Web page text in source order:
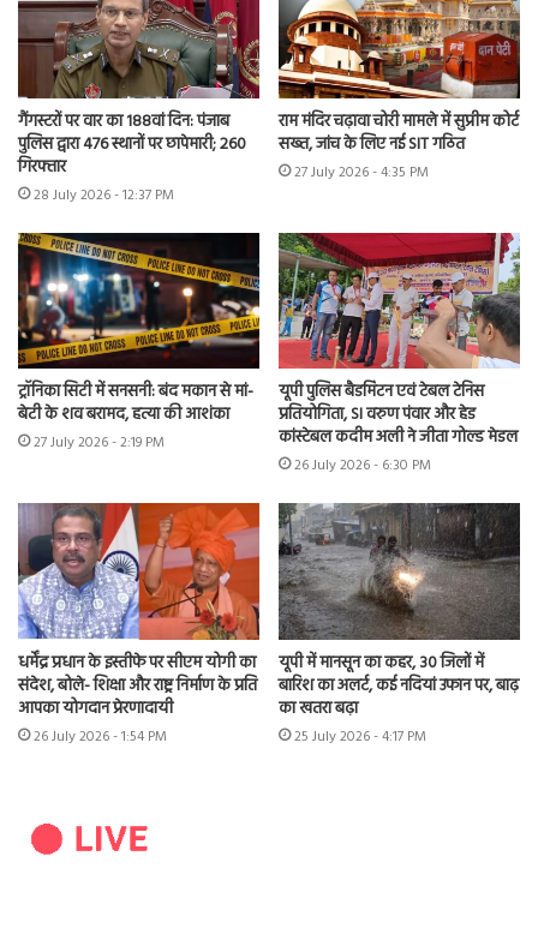
गैंगस्टरों पर वार का 188वां दिन: पंजाब
पुलिस द्वारा 476 स्थानों पर छापेमारी; 260
गिरफ्तार
28 July 2026 - 12:37 PM
राम मंदिर चढ़ावा चोरी मामले में सुप्रीम कोर्ट
सख्त, जांच के लिए नई SIT गठित
27 July 2026 - 4:35 PM
ट्रॉनिका सिटी में सनसनी: बंद मकान से मां-
बेटी के शव बरामद, हत्या की आशंका
27 July 2026 - 2:19 PM
यूपी पुलिस बैडमिंटन एवं टेबल टेनिस
प्रतियोगिता, SI वरुण पंवार और हेड
कांस्टेबल कदीम अली ने जीता गोल्ड मेडल
26 July 2026 - 6:30 PM
धर्मेंद्र प्रधान के इस्तीफे पर सीएम योगी का
संदेश, बोले- शिक्षा और राष्ट्र निर्माण के प्रति
आपका योगदान प्रेरणादायी
26 July 2026 - 1:54 PM
यूपी में मानसून का कहर, 30 जिलों में
बारिश का अलर्ट, कई नदियां उफान पर, बाढ़
का खतरा बढ़ा
25 July 2026 - 4:17 PM